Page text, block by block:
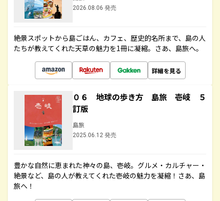
2026.08.06 発売
絶景スポットから島ごはん、カフェ、歴史的名所まで、島の人
たちが教えてくれた天草の魅力を1冊に凝縮。さあ、島旅へ。
詳細を見る
０６ 地球の歩き方 島旅 壱岐 ５
訂版
島旅
2025.06.12 発売
豊かな自然に恵まれた神々の島、壱岐。グルメ・カルチャー・
絶景など、島の人が教えてくれた壱岐の魅力を凝縮！さあ、島
旅へ！